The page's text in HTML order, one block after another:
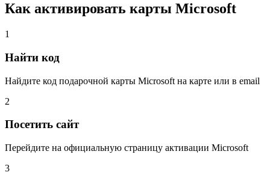
Как активировать карты Microsoft
1
Найти код
Найдите код подарочной карты Microsoft на карте или в email
2
Посетить сайт
Перейдите на официальную страницу активации Microsoft
3